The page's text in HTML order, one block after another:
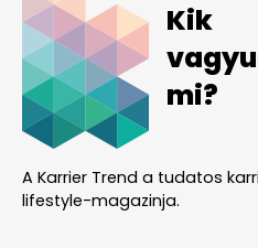
Kik
mi?
A Karrier Trend a tudatos
lifestyle-magazinja.